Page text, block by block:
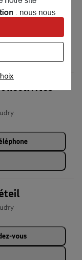
vous
: nous nous
avec nos
des
la liste de nos